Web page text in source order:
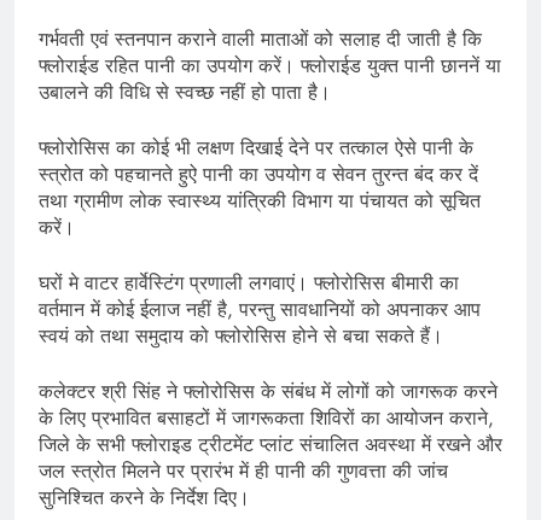
गर्भवती एवं स्तनपान कराने वाली माताओं को सलाह दी जाती है कि
फ्लोराईड रहित पानी का उपयोग करें। फ्लोराईड युक्त पानी छाननें या
उबालने की विधि से स्वच्छ नहीं हो पाता है।
फ्लोरोसिस का कोई भी लक्षण दिखाई देने पर तत्काल ऐसे पानी के
स्त्रोत को पहचानते हुऐ पानी का उपयोग व सेवन तुरन्त बंद कर दें
तथा ग्रामीण लोक स्वास्थ्य यांत्रिकी विभाग या पंचायत को सूचित
करें।
घरों मे वाटर हार्वेस्टिंग प्रणाली लगवाएं। फ्लोरोसिस बीमारी का
वर्तमान में कोई ईलाज नहीं है, परन्तु सावधानियों को अपनाकर आप
स्वयं को तथा समुदाय को फ्लोरोसिस होने से बचा सकते हैं।
कलेक्टर श्री सिंह ने फ्लोरोसिस के संबंध में लोगों को जागरूक करने
के लिए प्रभावित बसाहटों में जागरूकता शिविरों का आयोजन कराने,
जिले के सभी फ्लोराइड ट्रीटमेंट प्लांट संचालित अवस्था में रखने और
जल स्त्रोत मिलने पर प्रारंभ में ही पानी की गुणवत्ता की जांच
सुनिश्चित करने के निर्देश दिए।